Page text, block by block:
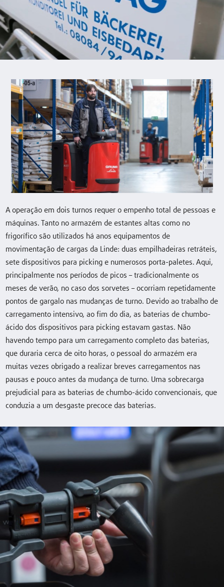
A operação em dois turnos requer o empenho total de pessoas e
máquinas. Tanto no armazém de estantes altas como no
frigorífico são utilizados há anos equipamentos de
movimentação de cargas da Linde: duas empilhadeiras retráteis,
sete dispositivos para picking e numerosos porta-paletes. Aqui,
principalmente nos períodos de picos – tradicionalmente os
meses de verão, no caso dos sorvetes – ocorriam repetidamente
pontos de gargalo nas mudanças de turno. Devido ao trabalho de
carregamento intensivo, ao fim do dia, as baterias de chumbo-
ácido dos dispositivos para picking estavam gastas. Não
havendo tempo para um carregamento completo das baterias,
que duraria cerca de oito horas, o pessoal do armazém era
muitas vezes obrigado a realizar breves carregamentos nas
pausas e pouco antes da mudança de turno. Uma sobrecarga
prejudicial para as baterias de chumbo-ácido convencionais, que
conduzia a um desgaste precoce das baterias.